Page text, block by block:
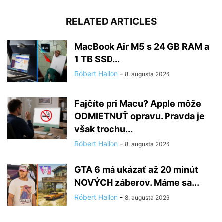
RELATED ARTICLES
MacBook Air M5 s 24 GB RAM a
1 TB SSD...
Róbert Hallon - 8. augusta 2026
Fajčíte pri Macu? Apple môže
ODMIETNUŤ opravu. Pravda je
však trochu...
Róbert Hallon - 8. augusta 2026
GTA 6 má ukázať až 20 minút
NOVÝCH záberov. Máme sa...
Róbert Hallon - 8. augusta 2026